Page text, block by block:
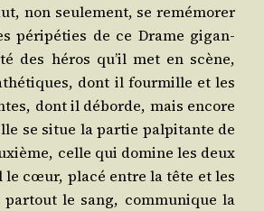
non seule­ment, se remé­mo­rer
péri­pé­ties de ce Drame gigan­
des héros qu’il met en scène,
dont il four­mille et les
dont il déborde, mais encore
se situe la par­tie pal­pi­tante de
celle qui domine les deux
le cœur, pla­cé entre la tête et les
le sang, com­mu­nique la